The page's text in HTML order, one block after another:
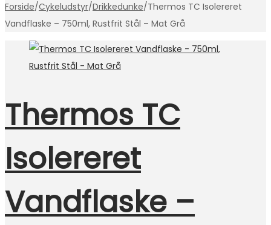
Forside/Cykeludstyr/Drikkedunke/Thermos TC Isolereret
Vandflaske – 750ml, Rustfrit Stål – Mat Grå
Thermos TC
Isolereret
Vandflaske –